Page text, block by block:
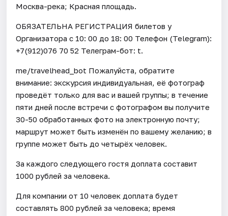
Москва-река; Красная площадь.
ОБЯЗАТЕЛЬНА РЕГИСТРАЦИЯ билетов у
Организатора c 10: 00 до 18: 00 Телефон (Telegram):
+7(912)076 70 52 Телеграм-бот: t.
me/travelhead_bot Пожалуйста, обратите
внимание: экскурсия индивидуальная, её фотограф
проведёт только для вас и вашей группы; в течение
пяти дней после встречи с фотографом вы получите
30-50 обработанных фото на электронную почту;
маршрут может быть изменён по вашему желанию; в
группе может быть до четырёх человек.
За каждого следующего гостя доплата составит
1000 рублей за человека.
Для компании от 10 человек доплата будет
составлять 800 рублей за человека; время